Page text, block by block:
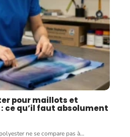
pour maillots et
ce qu’il faut absolument
ne se compare pas à…